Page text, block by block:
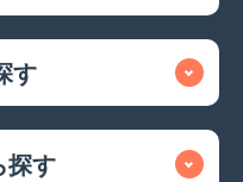
す
探す